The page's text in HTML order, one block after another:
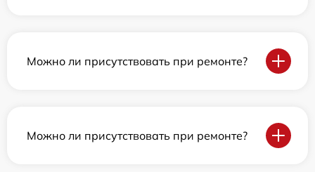
Можно ли присутствовать при ремонте?
Можно ли присутствовать при ремонте?